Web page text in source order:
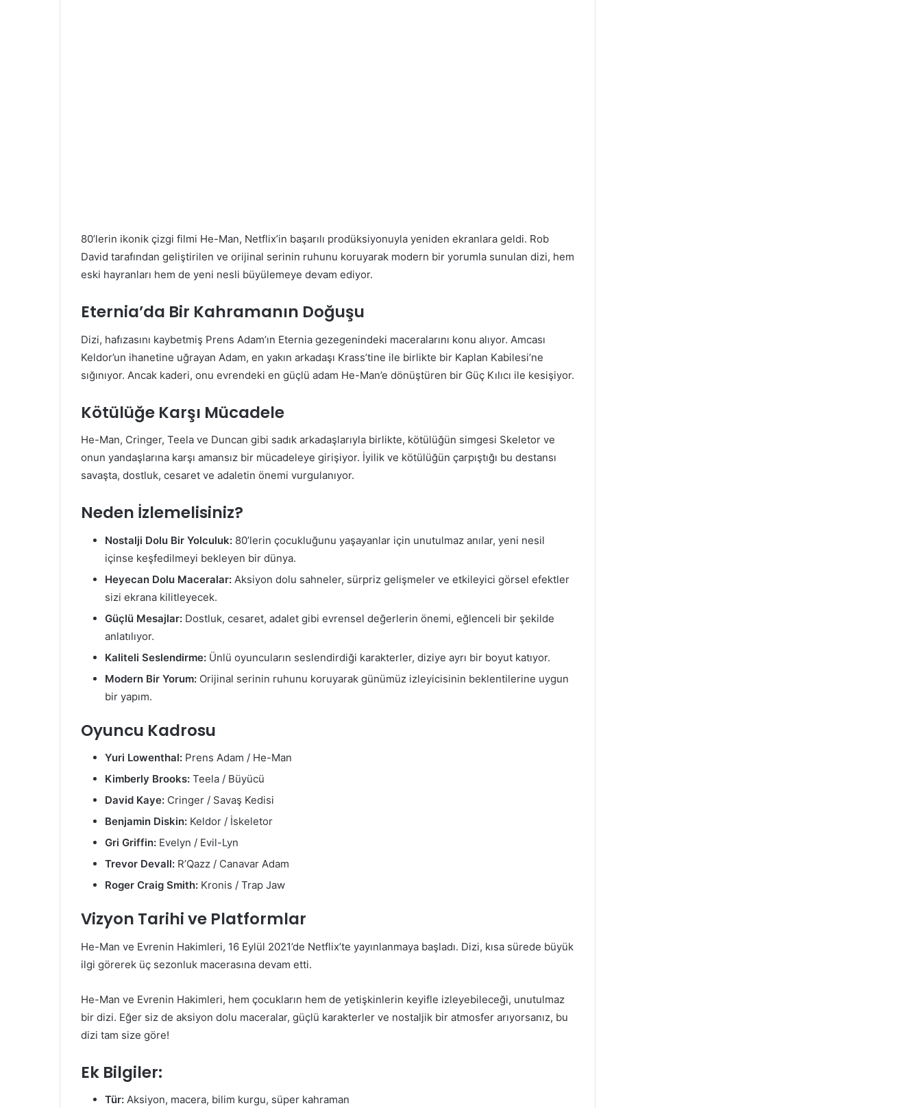
80’lerin ikonik çizgi filmi He-Man, Netflix’in başarılı prodüksiyonuyla yeniden ekranlara geldi. Rob
David tarafından geliştirilen ve orijinal serinin ruhunu koruyarak modern bir yorumla sunulan dizi, hem
eski hayranları hem de yeni nesli büyülemeye devam ediyor.
Eternia’da Bir Kahramanın Doğuşu
Dizi, hafızasını kaybetmiş Prens Adam’ın Eternia gezegenindeki maceralarını konu alıyor. Amcası
Keldor’un ihanetine uğrayan Adam, en yakın arkadaşı Krass’tine ile birlikte bir Kaplan Kabilesi’ne
sığınıyor. Ancak kaderi, onu evrendeki en güçlü adam He-Man’e dönüştüren bir Güç Kılıcı ile kesişiyor.
Kötülüğe Karşı Mücadele
He-Man, Cringer, Teela ve Duncan gibi sadık arkadaşlarıyla birlikte, kötülüğün simgesi Skeletor ve
onun yandaşlarına karşı amansız bir mücadeleye girişiyor. İyilik ve kötülüğün çarpıştığı bu destansı
savaşta, dostluk, cesaret ve adaletin önemi vurgulanıyor.
Neden İzlemelisiniz?
Nostalji Dolu Bir Yolculuk: 80’lerin çocukluğunu yaşayanlar için unutulmaz anılar, yeni nesil
içinse keşfedilmeyi bekleyen bir dünya.
Heyecan Dolu Maceralar: Aksiyon dolu sahneler, sürpriz gelişmeler ve etkileyici görsel efektler
sizi ekrana kilitleyecek.
Güçlü Mesajlar: Dostluk, cesaret, adalet gibi evrensel değerlerin önemi, eğlenceli bir şekilde
anlatılıyor.
Kaliteli Seslendirme: Ünlü oyuncuların seslendirdiği karakterler, diziye ayrı bir boyut katıyor.
Modern Bir Yorum: Orijinal serinin ruhunu koruyarak günümüz izleyicisinin beklentilerine uygun
bir yapım.
Oyuncu Kadrosu
Yuri Lowenthal: Prens Adam / He-Man
Kimberly Brooks: Teela / Büyücü
David Kaye: Cringer / Savaş Kedisi
Benjamin Diskin: Keldor / İskeletor
Gri Griffin: Evelyn / Evil-Lyn
Trevor Devall: R’Qazz / Canavar Adam
Roger Craig Smith: Kronis / Trap Jaw
Vizyon Tarihi ve Platformlar
He-Man ve Evrenin Hakimleri, 16 Eylül 2021’de Netflix’te yayınlanmaya başladı. Dizi, kısa sürede büyük
ilgi görerek üç sezonluk macerasına devam etti.
He-Man ve Evrenin Hakimleri, hem çocukların hem de yetişkinlerin keyifle izleyebileceği, unutulmaz
bir dizi. Eğer siz de aksiyon dolu maceralar, güçlü karakterler ve nostaljik bir atmosfer arıyorsanız, bu
dizi tam size göre!
Ek Bilgiler:
Tür: Aksiyon, macera, bilim kurgu, süper kahraman